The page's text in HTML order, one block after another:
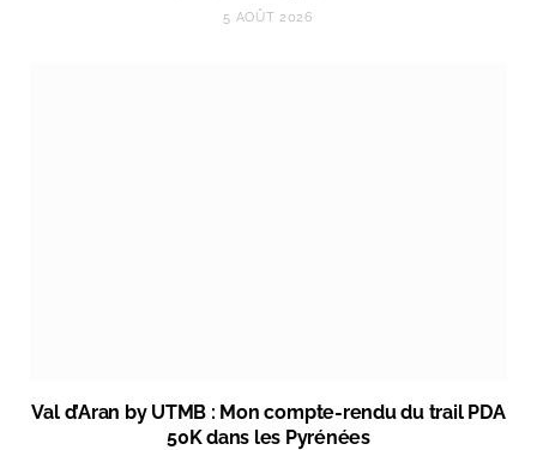
5 AOÛT 2026
Val d’Aran by UTMB : Mon compte-rendu du trail PDA
50K dans les Pyrénées